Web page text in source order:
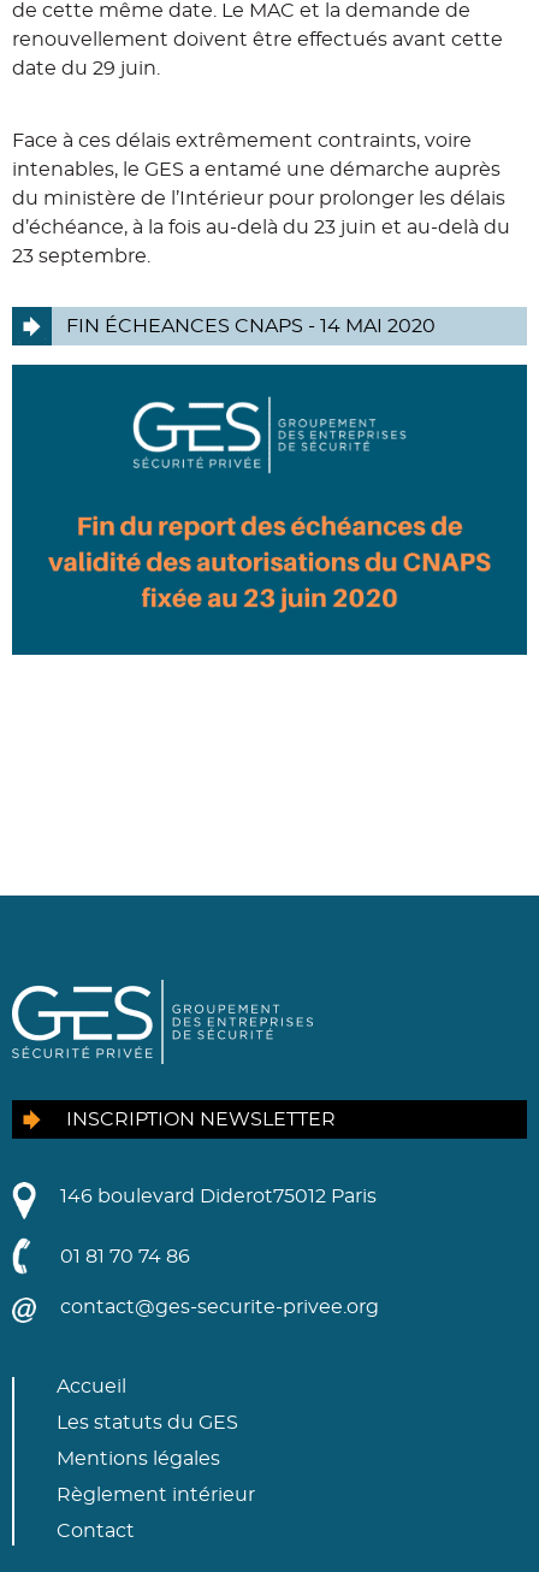
de cette même date. Le MAC et la demande de
renouvellement doivent être effectués avant cette
date du 29 juin.
Face à ces délais extrêmement contraints, voire
intenables, le GES a entamé une démarche auprès
du ministère de l’Intérieur pour prolonger les délais
d’échéance, à la fois au-delà du 23 juin et au-delà du
23 septembre.
FIN ÉCHEANCES CNAPS - 14 MAI 2020
INSCRIPTION NEWSLETTER
146 boulevard Diderot75012 Paris
01 81 70 74 86
contact@ges-securite-privee.org
Accueil
Les statuts du GES
Mentions légales
Règlement intérieur
Contact